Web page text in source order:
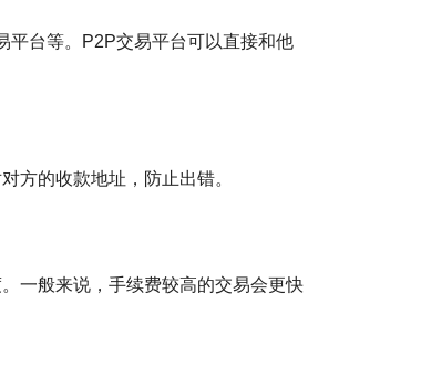
平台等。P2P交易平台可以直接和他
方的收款地址，防止出错。
一般来说，手续费较高的交易会更快